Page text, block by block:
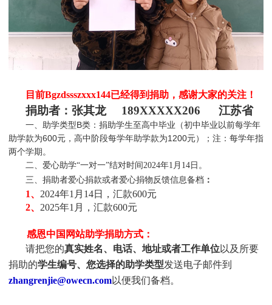
目前Bgzdssszxxx144已经得到捐助，感谢大家的关注！
捐助者：张其龙 189XXXXX206 江苏省
一、助学类型B类：捐助学生至高中毕业（初中毕业以前每学年
助学款为600元，高中阶段每学年助学款为1200元）；注：每学年指
两个学期。
二、爱心助学“一对一”结对时间2024年1月14日。
三、捐助者爱心捐款或者爱心捐物反馈信息备档 ：
1、 2024年1月14日，汇款600元
2、 2025年1月，汇款600元
感恩中国网站助学捐助方式：
请把您的真实姓名、电话、地址或者工作单位以及所要
捐助的学生编号、您选择的助学类型发送电子邮件到
zhangrenjie@owecn.com以便我们备档。